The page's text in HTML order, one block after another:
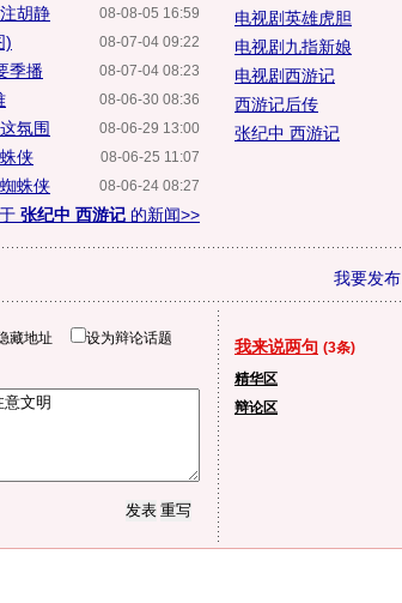
08-08-05 16:59
胡静
08-07-04 09:22
)
08-07-04 08:23
季播
08-06-30 08:36
08-06-29 13:00
氛围
08-06-25 11:07
侠
08-06-24 08:27
蛛侠
张纪中 西游记 的新闻>>
电视剧英雄虎胆
电视剧九指新娘
电视剧西游记
西游记后传
张纪中 西游记
我要发布
藏地址 设为辩论话题 我来说两句 (3条)
精华区
辩论区